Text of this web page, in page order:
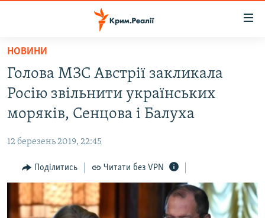
Перейти
основного
матеріалу
до
основної
навігації
Перейти
до
пошуку
ВІДЕО ТА ФОТО
БЛОГИ
ПОГЛЯД
ІНТЕРВ'Ю
ВСЕ ЗА ДЕНЬ
НОВИНИ
Голова МЗС Австрії закликала
Росію звільнити українських
моряків, Сенцова і Балуха
12 березень 2019, 22:45
Поділитись Читати без VPN